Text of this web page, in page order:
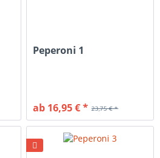
Peperoni 1
23,75 € *
ab 16,95 € *